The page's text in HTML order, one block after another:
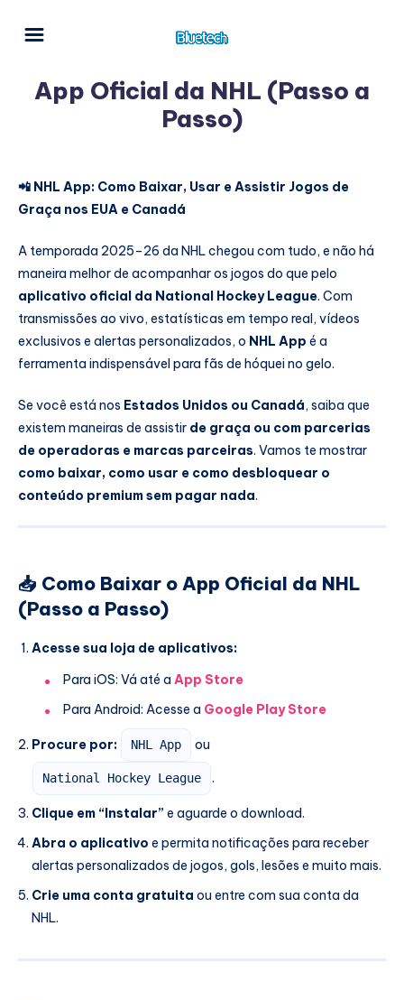
App Oficial da NHL (Passo a
Passo)
📲 NHL App: Como Baixar, Usar e Assistir Jogos de
Graça nos EUA e Canadá
A temporada 2025–26 da NHL chegou com tudo, e não há
maneira melhor de acompanhar os jogos do que pelo
aplicativo oficial da National Hockey League. Com
transmissões ao vivo, estatísticas em tempo real, vídeos
exclusivos e alertas personalizados, o NHL App é a
ferramenta indispensável para fãs de hóquei no gelo.
Se você está nos Estados Unidos ou Canadá, saiba que
existem maneiras de assistir de graça ou com parcerias
de operadoras e marcas parceiras. Vamos te mostrar
como baixar, como usar e como desbloquear o
conteúdo premium sem pagar nada.
📥 Como Baixar o App Oficial da NHL
(Passo a Passo)
Acesse sua loja de aplicativos:
Para iOS: Vá até a App Store
Para Android: Acesse a Google Play Store
Procure por: NHL App ou
National Hockey League .
Clique em “Instalar” e aguarde o download.
Abra o aplicativo e permita notificações para receber
alertas personalizados de jogos, gols, lesões e muito mais.
Crie uma conta gratuita ou entre com sua conta da
NHL.